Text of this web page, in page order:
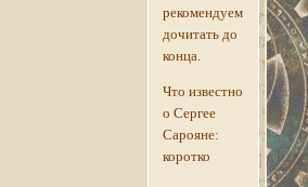
рекомендуем
дочитать до
конца.
Что известно
о Сергее
Сарояне:
коротко